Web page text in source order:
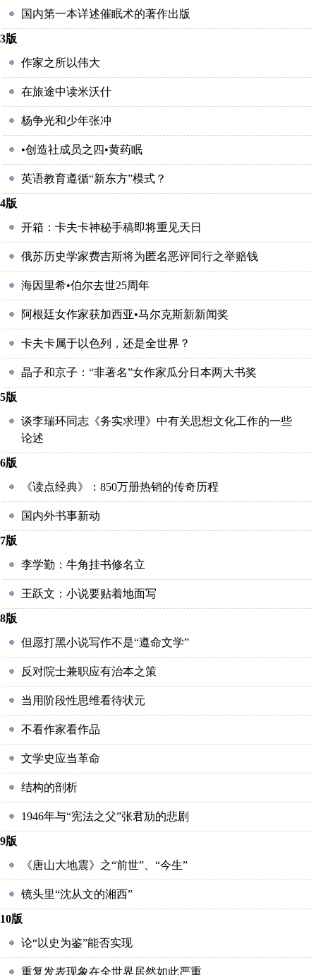
国内第一本详述催眠术的著作出版
3版
作家之所以伟大
在旅途中读米沃什
杨争光和少年张冲
•创造社成员之四•黄药眠
英语教育遵循“新东方”模式？
4版
开箱：卡夫卡神秘手稿即将重见天日
俄苏历史学家费吉斯将为匿名恶评同行之举赔钱
海因里希•伯尔去世25周年
阿根廷女作家获加西亚•马尔克斯新新闻奖
卡夫卡属于以色列，还是全世界？
晶子和京子：“非著名”女作家瓜分日本两大书奖
5版
谈李瑞环同志《务实求理》中有关思想文化工作的一些
论述
6版
《读点经典》：850万册热销的传奇历程
国内外书事新动
7版
李学勤：牛角挂书修名立
王跃文：小说要贴着地面写
8版
但愿打黑小说写作不是“遵命文学”
反对院士兼职应有治本之策
当用阶段性思维看待状元
不看作家看作品
文学史应当革命
结构的剖析
1946年与“宪法之父”张君劢的悲剧
9版
《唐山大地震》之“前世”、“今生”
镜头里“沈从文的湘西”
10版
论“以史为鉴”能否实现
重复发表现象在全世界居然如此严重